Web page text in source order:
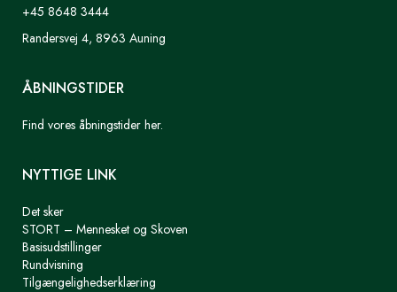
+45 8648 3444
Randersvej 4, 8963 Auning
ÅBNINGSTIDER
Find vores åbningstider her.
NYTTIGE LINK
Det sker
STORT – Mennesket og Skoven
Basisudstillinger
Rundvisning
Tilgængelighedserklæring